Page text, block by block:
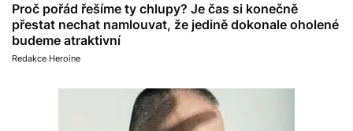
Proč pořád řešíme ty chlupy? Je čas si konečně
přestat nechat namlouvat, že jedině dokonale oholené
budeme atraktivní
Redakce Heroine